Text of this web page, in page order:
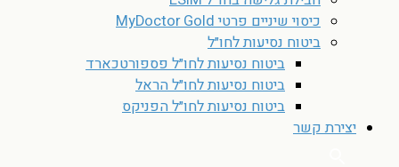
כיסוי שיניים פרטי MyDoctor Gold
ביטוח נסיעות לחו״ל
ביטוח נסיעות לחו״ל פספורטכארד
ביטוח נסיעות לחו״ל הראל
ביטוח נסיעות לחו״ל הפניקס
יצירת קשר